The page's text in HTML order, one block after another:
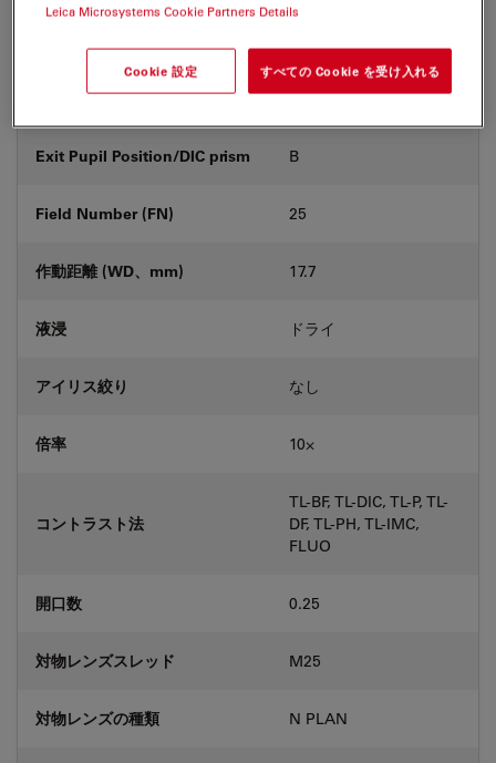
カバーガラス あり&なし
Exit Pupil Position/DIC prism B
Field Number (FN) 25
作動距離 (WD、mm) 17.7
液浸 ドライ
アイリス絞り なし
倍率 10⨉
コントラスト法
TL-BF, TL-DIC, TL-P, TL-
DF, TL-PH, TL-IMC,
FLUO
開口数 0.25
対物レンズスレッド M25
対物レンズの種類 N PLAN
Leica Microsystems Cookie Partners Details
Cookie 設定 すべての Cookie を受け入れる